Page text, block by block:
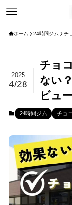
ホーム 24時間ジム チ
チョ
ない
ビュー
2025
4/28
24時間ジム チョ